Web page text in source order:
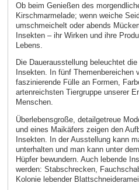
Ob beim Genießen des
Kirschmarmelade; wenn weiche
umschmeichelt oder abends
Insekten – ihr Wirken und ihre
Lebens.
Die Dauerausstellung beleuchtet
Insekten. In fünf Themenbereichen
faszinierende Fülle an Formen,
artenreichsten Tiergruppe unserer
Menschen.
Überlebensgroße, detailgetreue
und eines Maikäfers zeigen den
Insekten. In der Ausstellung kann
unterhalten und man kann unter
Hüpfer bewundern. Auch lebende
werden: Stabschrecken,
Kolonie lebender